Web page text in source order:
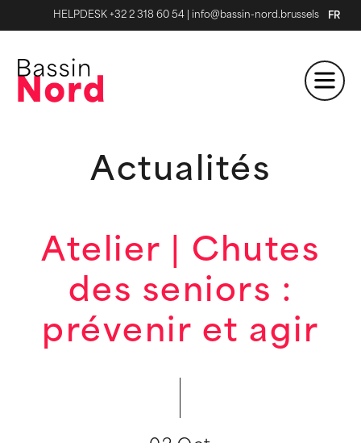
HELPDESK +32 2 318 60 54 info@bassin-nord.brussels FR
Actualités
Atelier | Chutes
des seniors :
prévenir et agir